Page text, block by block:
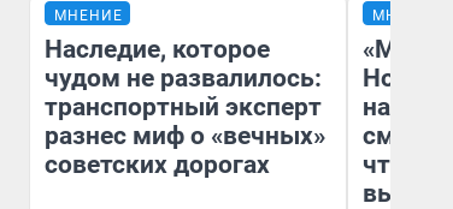
МНЕНИЕ
Наследие, которое
чудом не развалилось:
транспортный эксперт
разнес миф о «вечных»
советских дорогах
МНЕНИЕ
«Мы
чтобы